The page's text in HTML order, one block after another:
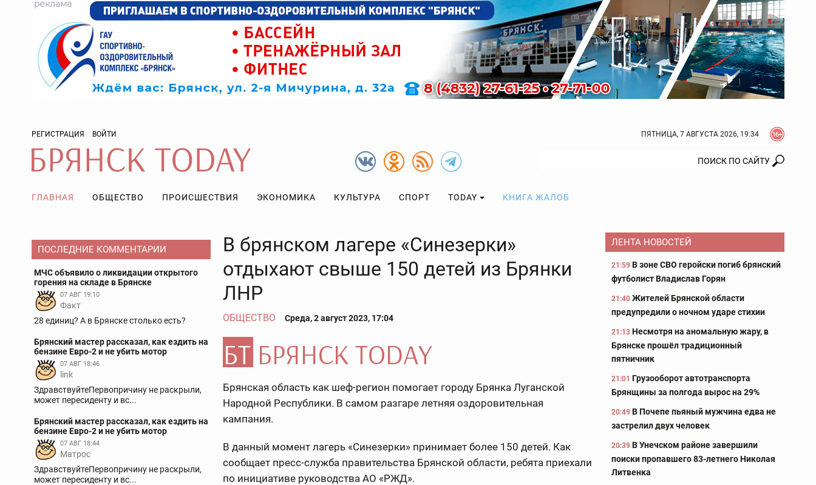
РЕГИСТРАЦИЯ ВОЙТИ ПЯТНИЦА, 7 АВГУСТА 2026, 19:34
ГЛАВНАЯ ОБЩЕСТВО ПРОИСШЕСТВИЯ ЭКОНОМИКА КУЛЬТУРА СПОРТ TODAY КНИГА ЖАЛОБ
ПОСЛЕДНИЕ КОММЕНТАРИИ
МЧС объявило о ликвидации открытого
горения на складе в Брянске
07 АВГ 19:10
Факт
28 единиц? А в Брянске столько есть?
Брянский мастер рассказал, как ездить на
бензине Евро-2 и не убить мотор
07 АВГ 18:46
link
ЗдравствуйтеПервопричину не раскрыли,
может пересиденту и вс...
Брянский мастер рассказал, как ездить на
бензине Евро-2 и не убить мотор
07 АВГ 18:44
Матрос
ЗдравствуйтеПервопричину не раскрыли,
может пересиденту и вс...
В брянском лагере «Синезерки»
отдыхают свыше 150 детей из Брянки
ЛНР
ОБЩЕСТВО Среда, 2 август 2023, 17:04
Брянская область как шеф-регион помогает городу Брянка Луганской
Народной Республики. В самом разгаре летняя оздоровительная
кампания.
В данный момент лагерь «Синезерки» принимает более 150 детей. Как
сообщает пресс-служба правительства Брянской области, ребята приехали
по инициативе руководства АО «РЖД».
ЛЕНТА НОВОСТЕЙ
21:59 В зоне СВО геройски погиб брянский
футболист Владислав Горян
21:40 Жителей Брянской области
предупредили о ночном ударе стихии
21:13 Несмотря на аномальную жару, в
Брянске прошёл традиционный
пятничник
21:01 Грузооборот автотранспорта
Брянщины за полгода вырос на 29%
20:49 В Почепе пьяный мужчина едва не
застрелил двух человек
20:39 В Унечском районе завершили
поиски пропавшего 83-летнего Николая
Литвенка